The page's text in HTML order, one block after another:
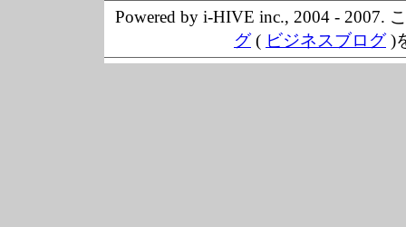
Powered by i-HIVE inc., 2004 - 2007.
グ( ビジネスブログ)